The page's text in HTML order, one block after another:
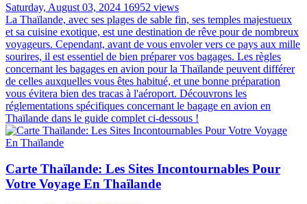
Saturday, August 03, 2024 16952 views
La Thaïlande, avec ses plages de sable fin, ses temples majestueux
et sa cuisine exotique, est une destination de rêve pour de nombreux
voyageurs. Cependant, avant de vous envoler vers ce pays aux mille
sourires, il est essentiel de bien préparer vos bagages. Les règles
concernant les bagages en avion pour la Thaïlande peuvent différer
de celles auxquelles vous êtes habitué, et une bonne préparation
vous évitera bien des tracas à l'aéroport. Découvrons les
réglementations spécifiques concernant le bagage en avion en
Thaïlande dans le guide complet ci-dessous !
Carte Thaïlande: Les Sites Incontournables Pour
Votre Voyage En Thaïlande